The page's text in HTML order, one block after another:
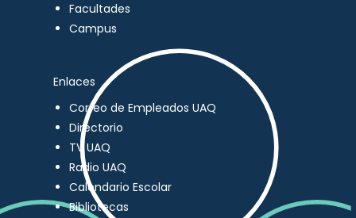
Facultades
Campus
Enlaces
Correo de Empleados UAQ
Directorio
TV UAQ
Radio UAQ
Calendario Escolar
Bibliotecas